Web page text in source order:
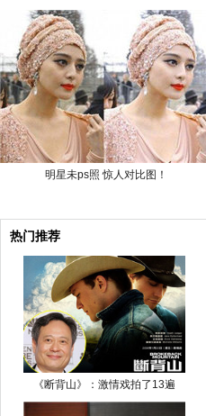
明星未ps照 惊人对比图！
热门推荐
《断背山》：激情戏拍了13遍